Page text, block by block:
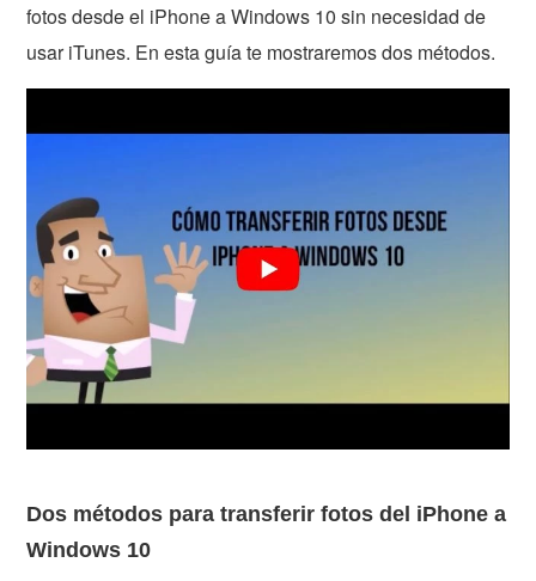
fotos desde el iPhone a Windows 10 sin necesidad de
usar iTunes. En esta guía te mostraremos dos métodos.
Dos métodos para transferir fotos del iPhone a
Windows 10